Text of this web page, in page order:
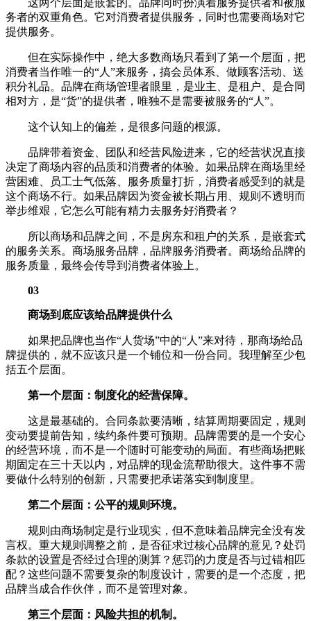
务者的双重角色。它对消费者提供服务，同时也需要商场对它
提供服务。
但在实际操作中，绝大多数商场只看到了第一个层面，把
消费者当作唯一的“人”来服务，搞会员体系、做顾客活动、送
积分礼品。品牌在商场管理者眼里，是业主、是租户、是合同
相对方，是“货”的提供者，唯独不是需要被服务的“人”。
这个认知上的偏差，是很多问题的根源。
品牌带着资金、团队和经营风险进来，它的经营状况直接
决定了商场内容的品质和消费者的体验。如果品牌在商场里经
营困难、员工士气低落、服务质量打折，消费者感受到的就是
这个商场不行。如果品牌因为资金被长期占用、规则不透明而
举步维艰，它怎么可能有精力去服务好消费者？
所以商场和品牌之间，不是房东和租户的关系，是嵌套式
的服务关系。商场服务品牌，品牌服务消费者。商场给品牌的
服务质量，最终会传导到消费者体验上。
03
商场到底应该给品牌提供什么
如果把品牌也当作“人货场”中的“人”来对待，那商场给品
牌提供的，就不应该只是一个铺位和一份合同。我理解至少包
括五个层面。
第一个层面：制度化的经营保障。
这是最基础的。合同条款要清晰，结算周期要固定，规则
变动要提前告知，续约条件要可预期。品牌需要的是一个安心
的经营环境，而不是一个随时可能变动的局面。有些商场把账
期固定在三十天以内，对品牌的现金流帮助很大。这件事不需
要做什么特别的创新，只需要把承诺落实到制度里。
第二个层面：公平的规则环境。
规则由商场制定是行业现实，但不意味着品牌完全没有发
言权。重大规则调整之前，是否征求过核心品牌的意见？处罚
条款的设置是否经过合理的测算？惩罚的力度是否与过错相匹
配？这些问题不需要复杂的制度设计，需要的是一个态度，把
品牌当成合作伙伴，而不是管理对象。
第三个层面：风险共担的机制。